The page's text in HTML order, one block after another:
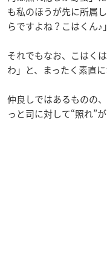
も私のほうが先に所属
らですよね？こはくん♪
それでもなお、こはく
わ」と、まったく素直に
仲良しではあるものの
っと司に対して“照れ”